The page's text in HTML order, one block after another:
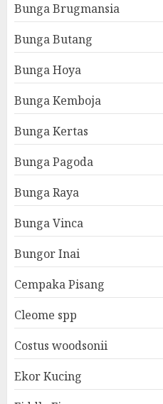
Bunga Brugmansia
Bunga Butang
Bunga Hoya
Bunga Kemboja
Bunga Kertas
Bunga Pagoda
Bunga Raya
Bunga Vinca
Bungor Inai
Cempaka Pisang
Cleome spp
Costus woodsonii
Ekor Kucing